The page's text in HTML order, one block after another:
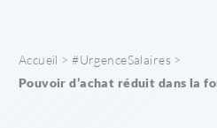
Accueil > #UrgenceSalaires >
Pouvoir d’achat réduit dans la